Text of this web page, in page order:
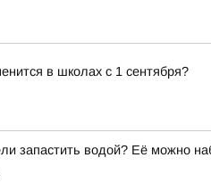
в школах с 1 сентября?
запастить водой? Её можно